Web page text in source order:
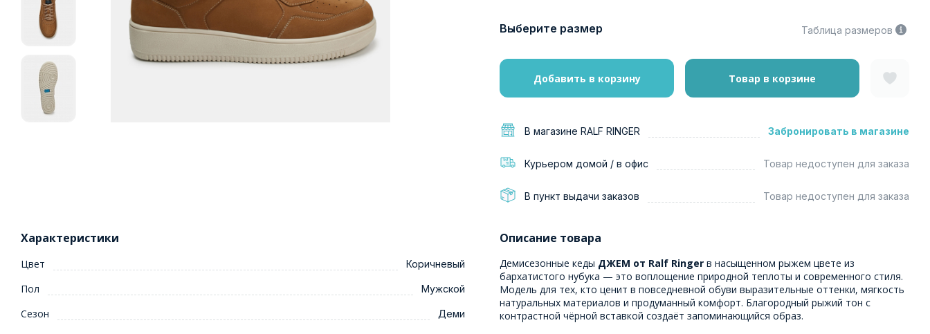
Выберите размер Таблица размеров
Добавить в корзину Товар в корзине
В магазине RALF RINGER Забронировать в магазине
Курьером домой / в офис Товар недоступен для заказа
В пункт выдачи заказов Товар недоступен для заказа
Характеристики
Цвет Коричневый
Пол Мужской
Сезон Деми
Описание товара
Демисезонные кеды ДЖЕМ от Ralf Ringer в насыщенном рыжем цвете из
бархатистого нубука — это воплощение природной теплоты и современного стиля.
Модель для тех, кто ценит в повседневной обуви выразительные оттенки, мягкость
натуральных материалов и продуманный комфорт. Благородный рыжий тон с
контрастной чёрной вставкой создаёт запоминающийся образ.